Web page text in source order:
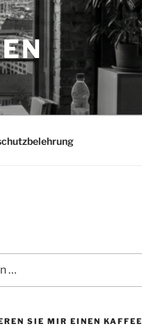
SIE MIR EINEN KAFFEE